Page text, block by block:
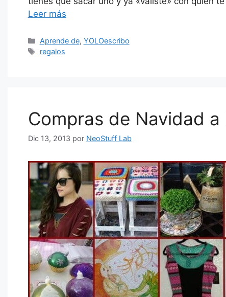
Leer más
Categorías
Aprende de, YOLOescribo
Etiquetas
regalos
Compras de Navidad a
Dic 13, 2013 por NeoStuff Lab